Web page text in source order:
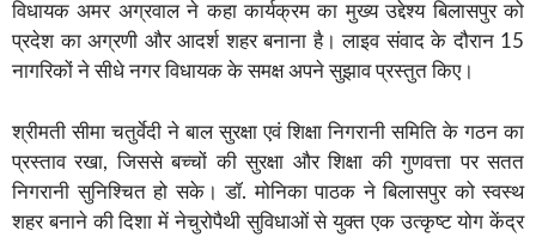
विधायक अमर अग्रवाल ने कहा कार्यक्रम का मुख्य उद्देश्य बिलासपुर को
प्रदेश का अग्रणी और आदर्श शहर बनाना है। लाइव संवाद के दौरान 15
नागरिकों ने सीधे नगर विधायक के समक्ष अपने सुझाव प्रस्तुत किए।
श्रीमती सीमा चतुर्वेदी ने बाल सुरक्षा एवं शिक्षा निगरानी समिति के गठन का
प्रस्ताव रखा, जिससे बच्चों की सुरक्षा और शिक्षा की गुणवत्ता पर सतत
निगरानी सुनिश्चित हो सके। डॉ. मोनिका पाठक ने बिलासपुर को स्वस्थ
शहर बनाने की दिशा में नेचुरोपैथी सुविधाओं से युक्त एक उत्कृष्ट योग केंद्र